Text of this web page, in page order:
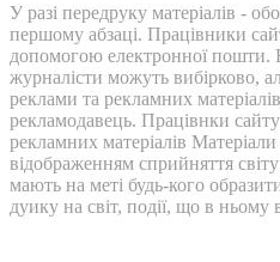
У разі передруку матеріалів -
першому абзаці. Працівники
допомогою електронної пошти.
журналісти можуть вибірково,
реклами та рекламних
рекламодавець. Працівнки
рекламних матеріалів
відображенням сприйняття
мають на меті будь-кого
дуику на світ, події, що в ньому